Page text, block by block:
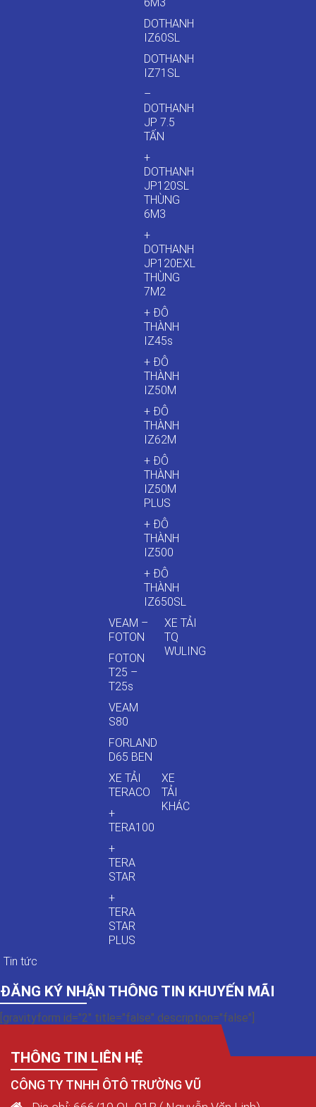
DOTHANH
IZ60SL
DOTHANH
IZ71SL
–
DOTHANH
JP 7.5
TẤN
+
DOTHANH
JP120SL
THÙNG
6M3
+
DOTHANH
JP120EXL
THÙNG
7M2
+ ĐÔ
THÀNH
IZ45s
+ ĐÔ
THÀNH
IZ50M
+ ĐÔ
THÀNH
IZ62M
+ ĐÔ
THÀNH
IZ50M
PLUS
+ ĐÔ
THÀNH
IZ500
+ ĐÔ
THÀNH
IZ650SL
VEAM –
FOTON
FOTON
T25 –
T25s
VEAM
S80
FORLAND
D65 BEN
XE TẢI
TQ
WULING
XE TẢI
TERACO
+
TERA100
+
TERA
STAR
+
TERA
STAR
PLUS
XE
TẢI
KHÁC
Tin tức
ĐĂNG KÝ NHẬN THÔNG TIN KHUYẾN MÃI
[gravityform id="2" title="false" description="false"]
THÔNG TIN LIÊN HỆ
CÔNG TY TNHH ÔTÔ TRƯỜNG VŨ